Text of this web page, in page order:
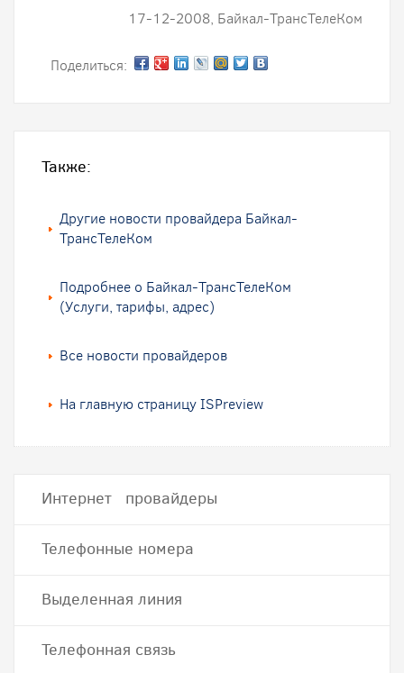
17-12-2008, Байкал-ТрансТелеКом
Поделиться:
Также:
Другие новости провайдера Байкал-
ТрансТелеКом
Подробнее о Байкал-ТрансТелеКом
(Услуги, тарифы, адрес)
Все новости провайдеров
На главную страницу ISPreview
Интернет провайдеры
Телефонные номера
Выделенная линия
Телефонная связь